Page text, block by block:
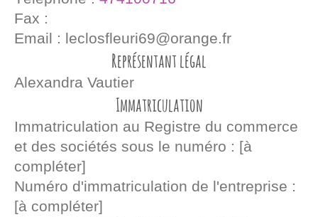
Fax :
Email : leclosfleuri69@orange.fr
Représentant légal
Alexandra Vautier
Immatriculation
Immatriculation au Registre du commerce
et des sociétés sous le numéro : [à
compléter]
Numéro d'immatriculation de l'entreprise :
[à compléter]